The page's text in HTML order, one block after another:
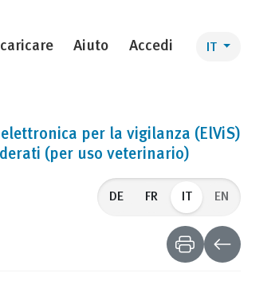
Aiuto Accedi IT
per la vigilanza (ElViS)
(per uso veterinario)
IT EN